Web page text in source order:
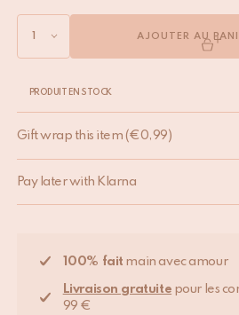
AJOUTER AU
PRODUIT EN STOCK
Gift wrap this item (€0,99)
Pay later with Klarna
100% fait main avec amour
Livraison gratuite pour les
99 €